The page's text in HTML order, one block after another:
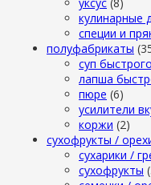
кулинарные
специи и
полуфабрикаты
суп
лапша
пюре (6)
усилители
коржи (2)
сухофрукты /
сухарики /
сухофрукты